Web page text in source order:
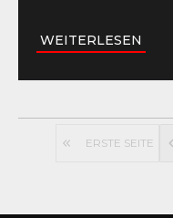
WEITERLESEN
ERSTE SEITE